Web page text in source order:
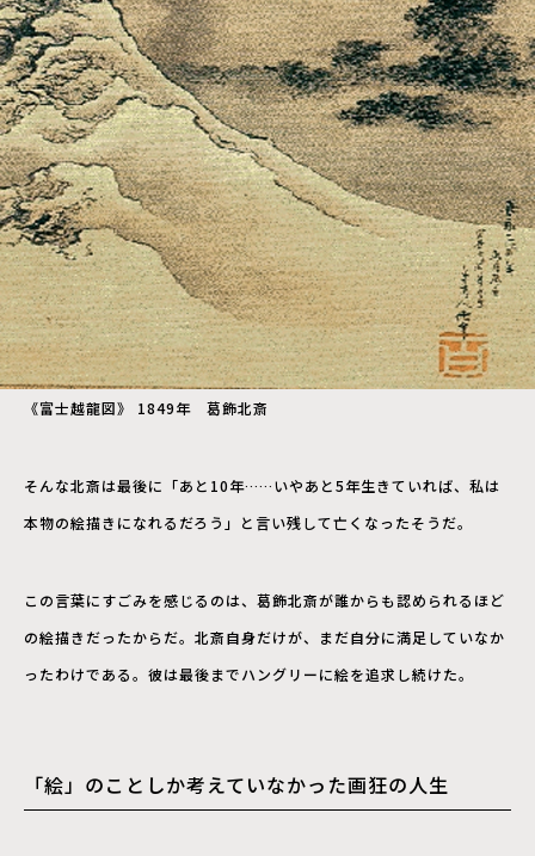
《富士越龍図》 1849年 葛飾北斎
そんな北斎は最後に「あと10年……いやあと5年生きていれば、私は
本物の絵描きになれるだろう」と言い残して亡くなったそうだ。
この言葉にすごみを感じるのは、葛飾北斎が誰からも認められるほど
の絵描きだったからだ。北斎自身だけが、まだ自分に満足していなか
ったわけである。彼は最後までハングリーに絵を追求し続けた。
「絵」のことしか考えていなかった画狂の人生